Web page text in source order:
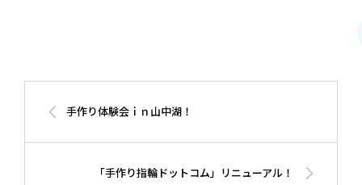
手作り体験会ｉｎ山中湖！
「手作り指輪ドットコム」リニューアル！